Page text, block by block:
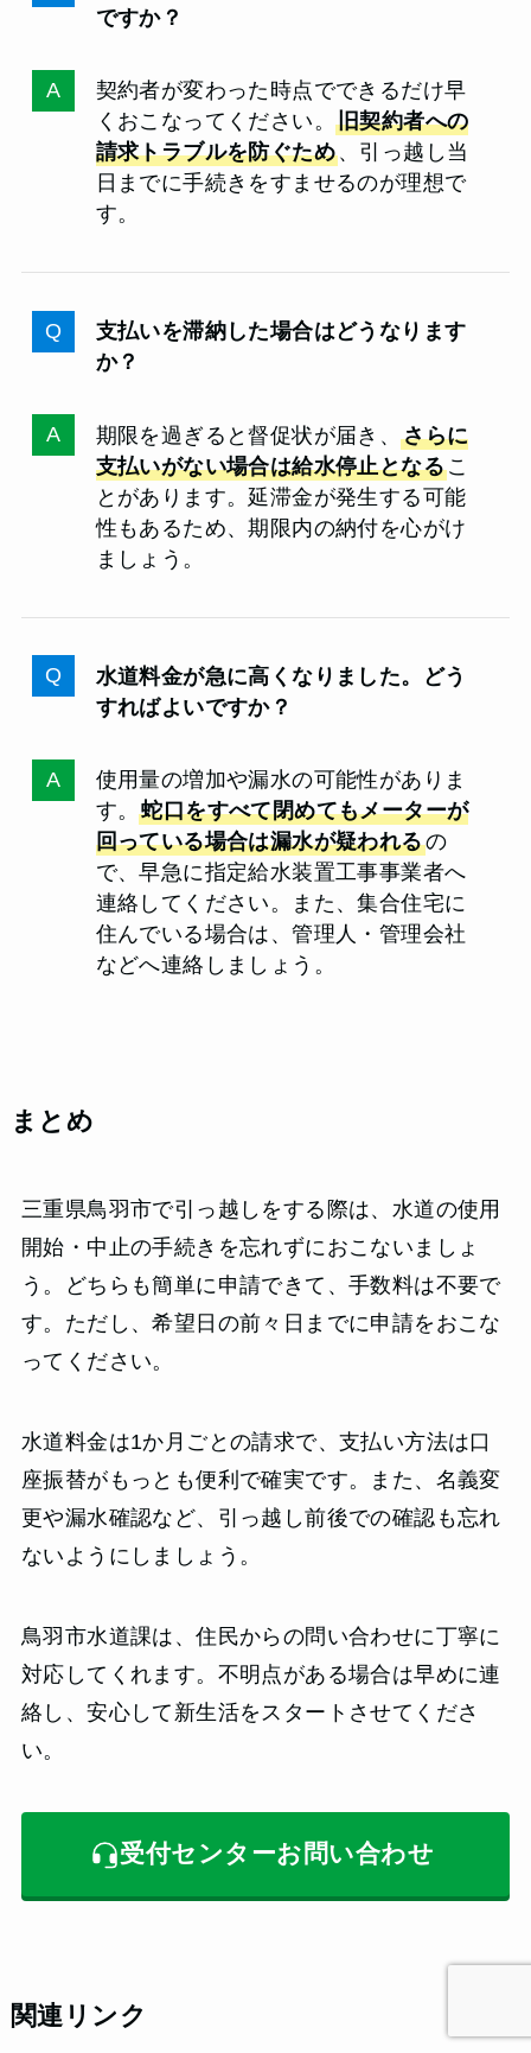
ですか？
契約者が変わった時点でできるだけ早
くおこなってください。旧契約者への
請求トラブルを防ぐため、引っ越し当
日までに手続きをすませるのが理想で
す。
支払いを滞納した場合はどうなります
か？
期限を過ぎると督促状が届き、さらに
支払いがない場合は給水停止となるこ
とがあります。延滞金が発生する可能
性もあるため、期限内の納付を心がけ
ましょう。
水道料金が急に高くなりました。どう
すればよいですか？
使用量の増加や漏水の可能性がありま
す。蛇口をすべて閉めてもメーターが
回っている場合は漏水が疑われるの
で、早急に指定給水装置工事事業者へ
連絡してください。また、集合住宅に
住んでいる場合は、管理人・管理会社
などへ連絡しましょう。
まとめ
三重県鳥羽市で引っ越しをする際は、水道の使用
開始・中止の手続きを忘れずにおこないましょ
う。どちらも簡単に申請できて、手数料は不要で
す。ただし、希望日の前々日までに申請をおこな
ってください。
水道料金は1か月ごとの請求で、支払い方法は口
座振替がもっとも便利で確実です。また、名義変
更や漏水確認など、引っ越し前後での確認も忘れ
ないようにしましょう。
鳥羽市水道課は、住民からの問い合わせに丁寧に
対応してくれます。不明点がある場合は早めに連
絡し、安心して新生活をスタートさせてくださ
い。
受付センターお問い合わせ
関連リンク